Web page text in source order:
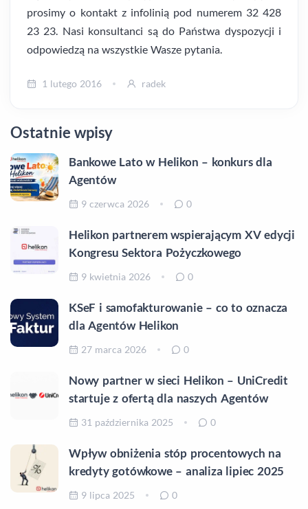
prosimy o kontakt z infolinią pod numerem 32 428
23 23. Nasi konsultanci są do Państwa dyspozycji i
odpowiedzą na wszystkie Wasze pytania.
1 lutego 2016 radek
Ostatnie wpisy
Bankowe Lato w Helikon – konkurs dla
Agentów
9 czerwca 2026 0
Helikon partnerem wspierającym XV edycji
Kongresu Sektora Pożyczkowego
9 kwietnia 2026 0
KSeF i samofakturowanie – co to oznacza
dla Agentów Helikon
27 marca 2026 0
Nowy partner w sieci Helikon – UniCredit
startuje z ofertą dla naszych Agentów
31 października 2025 0
Wpływ obniżenia stóp procentowych na
kredyty gotówkowe – analiza lipiec 2025
9 lipca 2025 0